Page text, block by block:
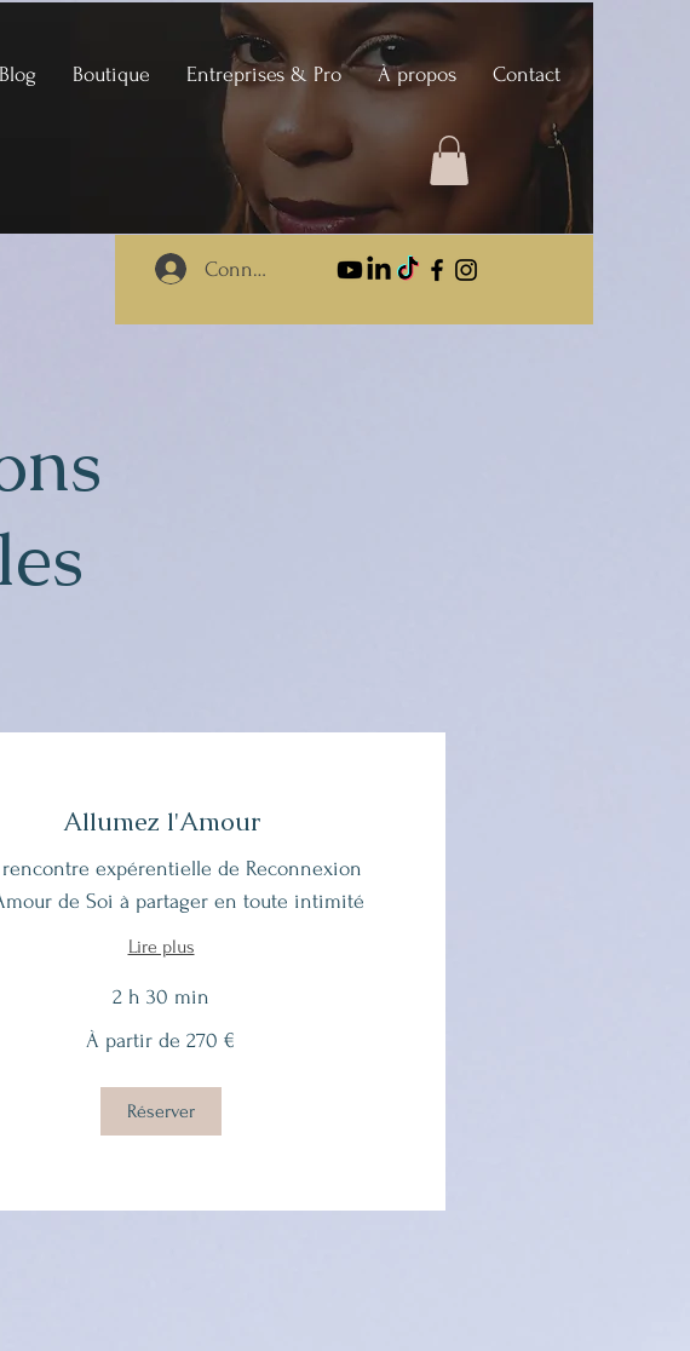
Blog Boutique Entreprises & Pro À propos Contact
Connexion
Allumez l'Amour
expérentielle de Reconnexion
de Soi à partager en toute intimité
Lire plus
2 h 30 min
À partir de 270 €
Réserver